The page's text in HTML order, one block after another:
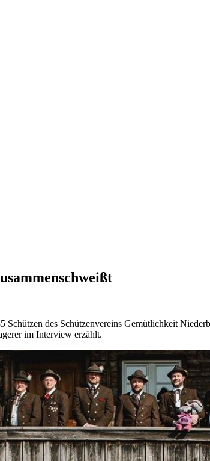
des Schützenvereins Gemütlichkeit
im Interview erzählt.